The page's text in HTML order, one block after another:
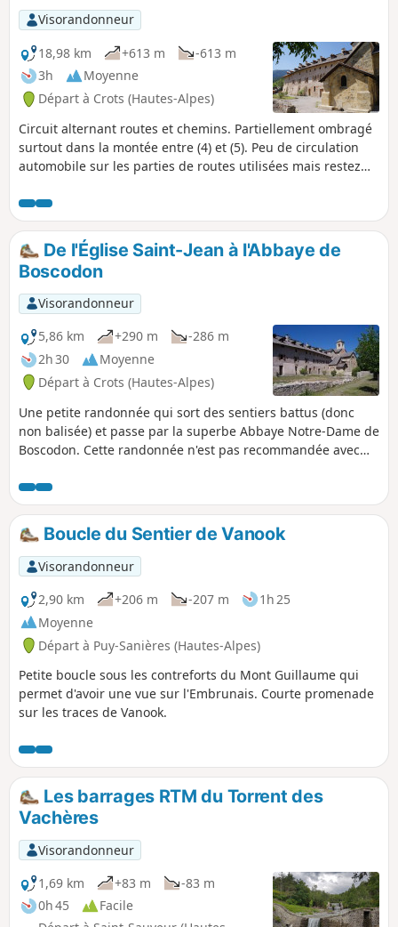
Visorandonneur
18,98 km
+613 m
-613 m
3h
Moyenne
Départ à Crots (Hautes-Alpes)
Circuit alternant routes et chemins. Partiellement ombragé
surtout dans la montée entre (4) et (5). Peu de circulation
automobile sur les parties de routes utilisées mais restez
De l'Église Saint-Jean à l'Abbaye de
Boscodon
Visorandonneur
5,86 km
+290 m
-286 m
2h 30
Moyenne
Départ à Crots (Hautes-Alpes)
Une petite randonnée qui sort des sentiers battus (donc
non balisée) et passe par la superbe Abbaye Notre-Dame de
Boscodon. Cette randonnée n'est pas recommandée avec
important, faites plutôt la randonnée à l'envers, quitte à
revenir sur vos pas, afin de ne pas vous retrouver dans une
impasse faute de pouvoir le traverser et ne pas voir
l'Abbaye de Boscodon
Boucle du Sentier de Vanook
Visorandonneur
2,90 km
+206 m -207 m
1h 25
Moyenne
Départ à Puy-Sanières (Hautes-Alpes)
Petite boucle sous les contreforts du Mont Guillaume qui
permet d'avoir une vue sur l'Embrunais. Courte promenade
sur les traces de Vanook.
Les barrages RTM du Torrent des
Vachères
Visorandonneur
1,69 km
+83 m
-83 m
0h 45
Facile